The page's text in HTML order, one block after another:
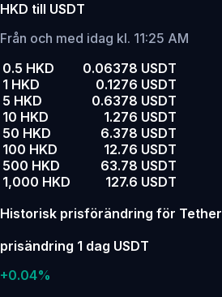
HKD till USDT
Från och med idag kl. 11:25 AM
0.5 HKD
0.06378 USDT
1 HKD
0.1276 USDT
5 HKD
0.6378 USDT
10 HKD
1.276 USDT
50 HKD
6.378 USDT
100 HKD
12.76 USDT
500 HKD
63.78 USDT
1,000 HKD
127.6 USDT
Historisk prisförändring för Tether
prisändring 1 dag USDT
+0.04%